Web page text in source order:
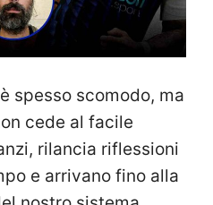
spesso scomodo, ma
cede al facile
rilancia riflessioni
e arrivano fino alla